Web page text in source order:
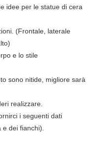
idee per le statue di cera
(Frontale, laterale
e lo stile
sono nitide, migliore sarà
realizzare.
i seguenti dati
dei fianchi).